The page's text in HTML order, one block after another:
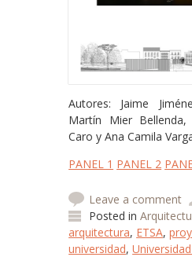
Autores: Jaime
Martín Mier Bellenda,
Caro y Ana Camila
PANEL 1 PANEL 2
Leave a comment
Posted in
arquitectura, ETSA,
universidad,